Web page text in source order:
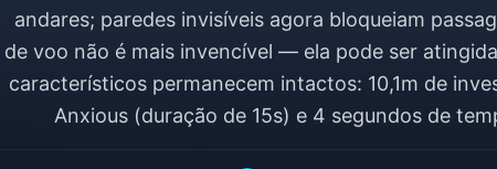
andares; paredes invisíveis agora bloqueiam
de voo não é mais invencível — ela pode ser
característicos permanecem intactos: 10,1m de
Anxious (duração de 15s) e 4 segundos de